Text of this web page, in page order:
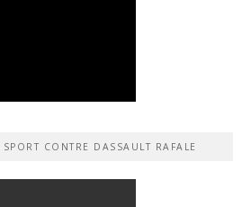
CONTRE DASSAULT RAFALE